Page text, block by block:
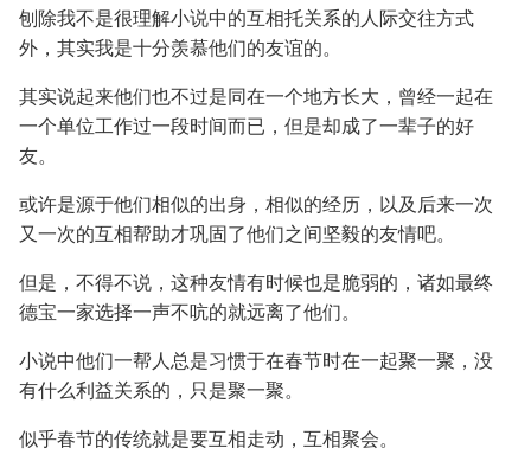
刨除我不是很理解小说中的互相托关系的人际交往方式
外，其实我是十分羡慕他们的友谊的。
其实说起来他们也不过是同在一个地方长大，曾经一起在
一个单位工作过一段时间而已，但是却成了一辈子的好
友。
或许是源于他们相似的出身，相似的经历，以及后来一次
又一次的互相帮助才巩固了他们之间坚毅的友情吧。
但是，不得不说，这种友情有时候也是脆弱的，诸如最终
德宝一家选择一声不吭的就远离了他们。
小说中他们一帮人总是习惯于在春节时在一起聚一聚，没
有什么利益关系的，只是聚一聚。
似乎春节的传统就是要互相走动，互相聚会。